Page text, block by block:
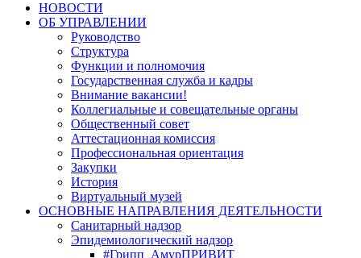
НОВОСТИ
ОБ УПРАВЛЕНИИ
Руководство
Структура
Функции и полномочия
Государственная служба и кадры
Внимание вакансии!
Коллегиальные и совещательные органы
Общественный совет
Аттестационная комиссия
Профессиональная ориентация
Закупки
История
Виртуальный музей
ОСНОВНЫЕ НАПРАВЛЕНИЯ ДЕЯТЕЛЬНОСТИ
Санитарный надзор
Эпидемиологический надзор
#Грипп_АмурПРИВИТ